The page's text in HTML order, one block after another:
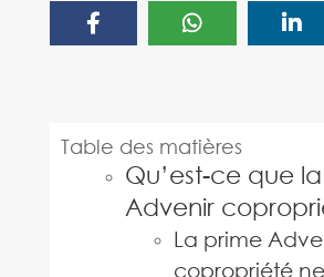
Table des matières
Qu’est-ce que
Advenir
La prime
copropriété ne